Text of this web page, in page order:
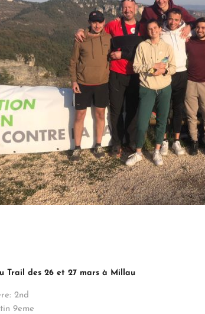
Trail des 26 et 27 mars à Millau
2nd
9eme